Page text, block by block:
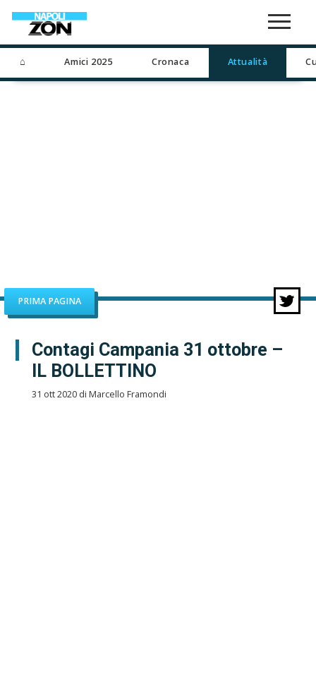
⌂ Amici 2025 Cronaca Attualità
PRIMA PAGINA
Contagi Campania 31 ottobre –
IL BOLLETTINO
31 ott 2020 di Marcello Framondi